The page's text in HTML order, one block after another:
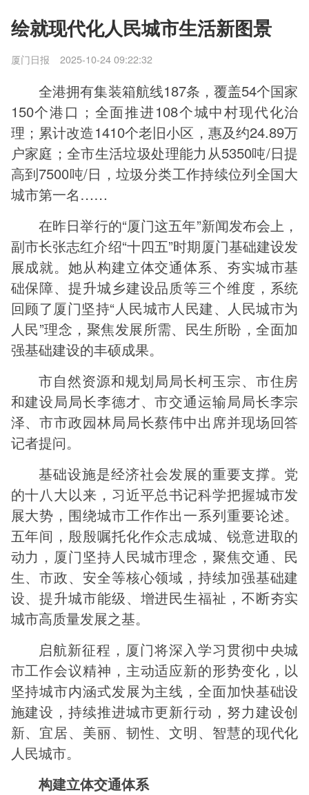
绘就现代化人民城市生活新图景
厦门日报 2025-10-24 09:22:32
全港拥有集装箱航线187条，覆盖54个国家
150个港口；全面推进108个城中村现代化治
理；累计改造1410个老旧小区，惠及约24.89万
户家庭；全市生活垃圾处理能力从5350吨/日提
高到7500吨/日，垃圾分类工作持续位列全国大
城市第一名……
在昨日举行的“厦门这五年”新闻发布会上，
副市长张志红介绍“十四五”时期厦门基础建设发
展成就。她从构建立体交通体系、夯实城市基
础保障、提升城乡建设品质等三个维度，系统
回顾了厦门坚持“人民城市人民建、人民城市为
人民”理念，聚焦发展所需、民生所盼，全面加
强基础建设的丰硕成果。
市自然资源和规划局局长柯玉宗、市住房
和建设局局长李德才、市交通运输局局长李宗
泽、市市政园林局局长蔡伟中出席并现场回答
记者提问。
基础设施是经济社会发展的重要支撑。党
的十八大以来，习近平总书记科学把握城市发
展大势，围绕城市工作作出一系列重要论述。
五年间，殷殷嘱托化作众志成城、锐意进取的
动力，厦门坚持人民城市理念，聚焦交通、民
生、市政、安全等核心领域，持续加强基础建
设、提升城市能级、增进民生福祉，不断夯实
城市高质量发展之基。
启航新征程，厦门将深入学习贯彻中央城
市工作会议精神，主动适应新的形势变化，以
坚持城市内涵式发展为主线，全面加快基础设
施建设，持续推进城市更新行动，努力建设创
新、宜居、美丽、韧性、文明、智慧的现代化
人民城市。
构建立体交通体系